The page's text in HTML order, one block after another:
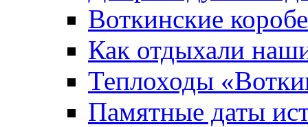
Воткинские
Как отдыхали
Теплоходы
Памятные даты